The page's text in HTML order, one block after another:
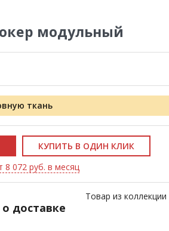
модульный
ткань
КУПИТЬ В ОДИН КЛИК
8 072 руб. в месяц
Товар из коллекции
доставке